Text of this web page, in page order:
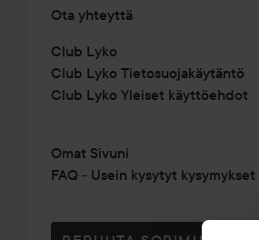
Ota yhteyttä
Club Lyko
Club Lyko Tietosuojakäytäntö
Club Lyko Yleiset käyttöehdot
Omat Sivuni
FAQ - Usein kysytyt kysymykset